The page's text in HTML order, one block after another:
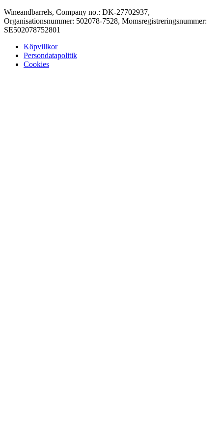
Wineandbarrels, Company no.: DK-27702937,
Organisationsnummer: 502078-7528, Momsregistreringsnummer:
SE502078752801
Köpvillkor
Persondatapolitik
Cookies